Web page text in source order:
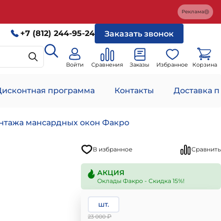
Реклама
+7 (812) 244-95-24 Заказать звонок
Войти Сравнения Заказы Избранное Корзина
программа Контакты Доставка
мансардных окон Факро
В избранное Сравнить
АКЦИЯ
Оклады Факро - Скидка 15%!
шт.
23 000₽